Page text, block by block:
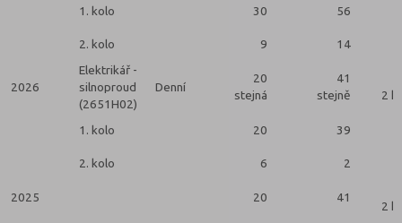
1. kolo
30 56
2. kolo 9 14
2026
Elektrikář -
silnoproud
(2651H02)
Denní
20
stejná
41
stejně
2
1. kolo 20 39
2. kolo 6 2
2025 20 41
2